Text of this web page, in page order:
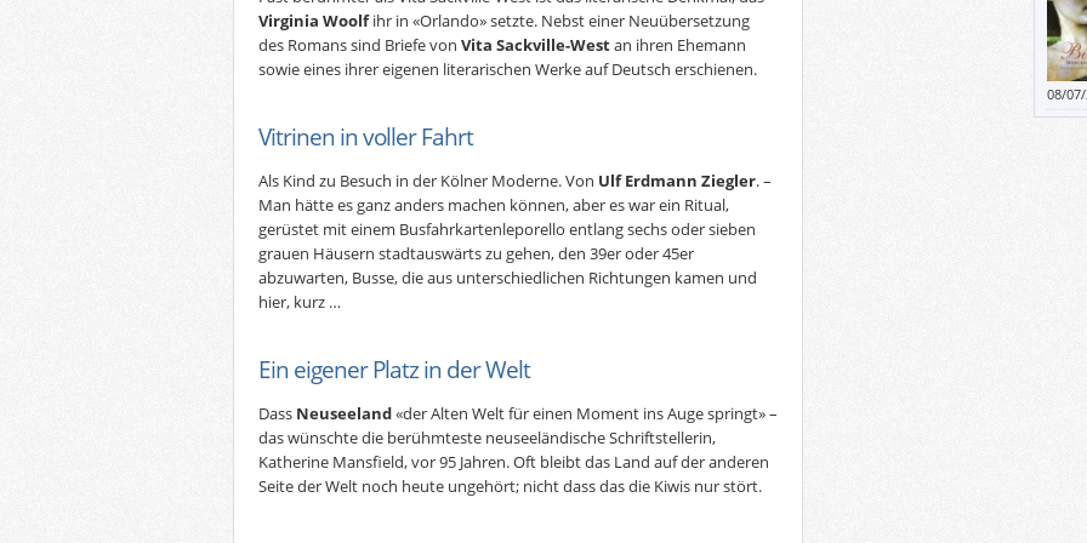
Virginia Woolfihr in «Orlando» setzte. Nebst einer Neuübersetzung
des Romans sind Briefe von Vita Sackville-Westan ihren Ehemann
sowie eines ihrer eigenen literarischen Werke auf Deutsch erschienen.
Vitrinen in voller Fahrt
Als Kind zu Besuch in der Kölner Moderne. Von Ulf Erdmann Ziegler. –
Man hätte es ganz anders machen können, aber es war ein Ritual,
gerüstet mit einem Busfahrkartenleporello entlang sechs oder sieben
grauen Häusern stadtauswärts zu gehen, den 39er oder 45er
abzuwarten, Busse, die aus unterschiedlichen Richtungen kamen und
hier, kurz …
Ein eigener Platz in der Welt
Dass Neuseeland«der Alten Welt für einen Moment ins Auge springt» –
das wünschte die berühmteste neuseeländische Schriftstellerin,
Katherine Mansfield, vor 95 Jahren. Oft bleibt das Land auf der anderen
Seite der Welt noch heute ungehört; nicht dass das die Kiwis nur stört.
Graf
hieß,
08/